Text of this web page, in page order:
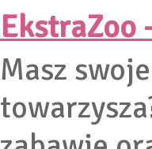
EkstraZoo
Masz